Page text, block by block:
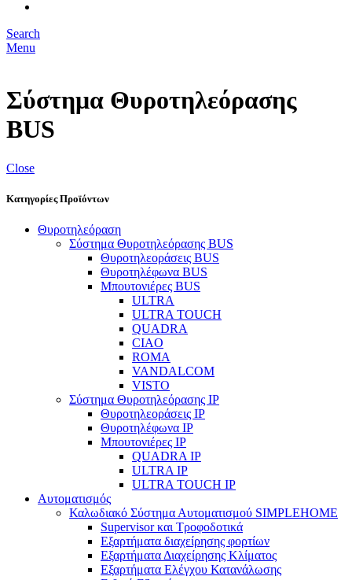
Search
Menu
Σύστημα Θυροτηλεόρασης
BUS
Close
Κατηγορίες Προϊόντων
Θυροτηλεόραση
Σύστημα Θυροτηλεόρασης BUS
Θυροτηλεοράσεις BUS
Θυροτηλέφωνα BUS
Μπουτονιέρες BUS
ULTRA
ULTRA TOUCH
QUADRA
CIAO
ROMA
VANDALCOM
VISTO
Σύστημα Θυροτηλεόρασης IP
Θυροτηλεοράσεις IP
Θυροτηλέφωνα IP
Μπουτονιέρες IP
QUADRA IP
ULTRA IP
ULTRA TOUCH IP
Αυτοματισμός
Καλωδιακό Σύστημα Αυτοματισμού SIMPLEHOME
Supervisor και Τροφοδοτικά
Εξαρτήματα διαχείρησης φορτίων
Εξαρτήματα Διαχείρησης Κλίματος
Εξαρτήματα Ελέγχου Κατανάλωσης